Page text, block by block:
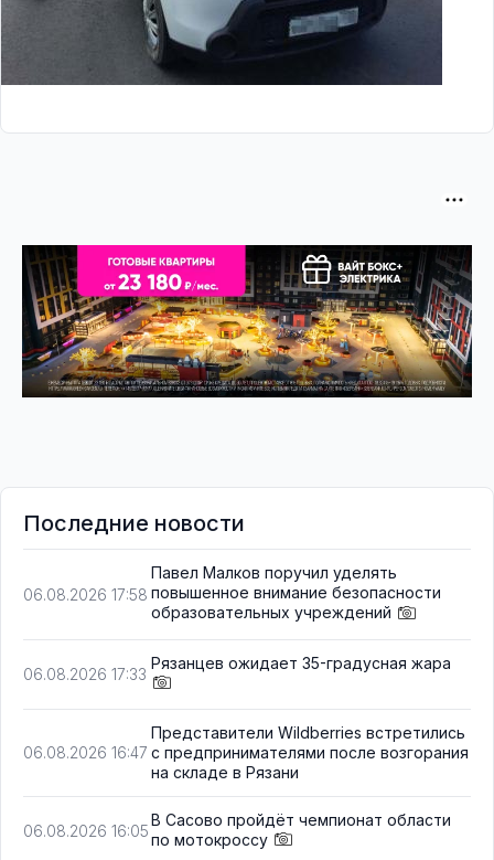
Последние новости
06.08.2026 17:58
Павел Малков поручил уделять
повышенное внимание безопасности
образовательных учреждений
06.08.2026 17:33
Рязанцев ожидает 35-градусная жара
06.08.2026 16:47
Представители Wildberries встретились
с предпринимателями после возгорания
на складе в Рязани
06.08.2026 16:05
В Сасово пройдёт чемпионат области
по мотокроссу